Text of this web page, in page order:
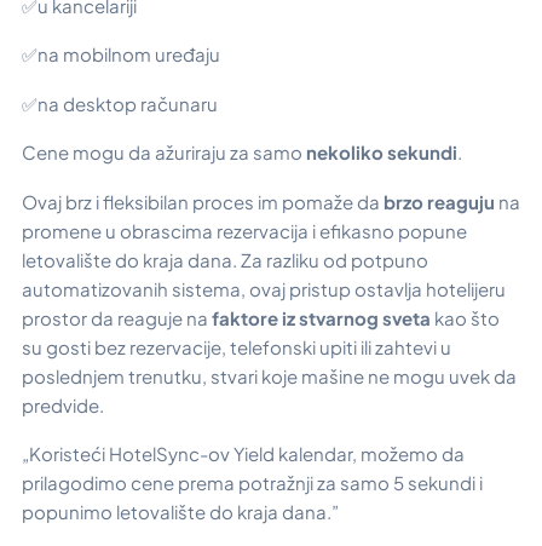
✅u kancelariji
✅na mobilnom uređaju
✅na desktop računaru
Cene mogu da ažuriraju za samo nekoliko sekundi.
Ovaj brz i fleksibilan proces im pomaže da brzo reaguju na
promene u obrascima rezervacija i efikasno popune
letovalište do kraja dana. Za razliku od potpuno
automatizovanih sistema, ovaj pristup ostavlja hotelijeru
prostor da reaguje na faktore iz stvarnog sveta kao što
su gosti bez rezervacije, telefonski upiti ili zahtevi u
poslednjem trenutku, stvari koje mašine ne mogu uvek da
predvide.
„Koristeći HotelSync-ov Yield kalendar, možemo da
prilagodimo cene prema potražnji za samo 5 sekundi i
popunimo letovalište do kraja dana.”